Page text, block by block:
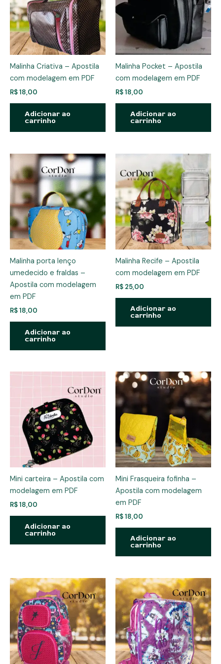
Malinha Criativa – Apostila
com modelagem em PDF
R$18,00
Adicionar ao
carrinho
Malinha Pocket – Apostila
com modelagem em PDF
R$18,00
Adicionar ao
carrinho
Malinha porta lenço
umedecido e fraldas –
Apostila com modelagem
em PDF
R$18,00
Adicionar ao
carrinho
Malinha Recife – Apostila
com modelagem em PDF
R$ 25,00
Adicionar ao
carrinho
Mini carteira – Apostila com
modelagem em PDF
R$18,00
Adicionar ao
carrinho
Mini Frasqueira fofinha –
Apostila com modelagem
em PDF
R$18,00
Adicionar ao
carrinho